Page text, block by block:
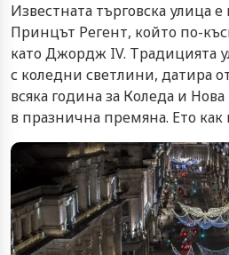
Известната търговска улица
Принцът Регент, който по-
като Джордж IV. Традицията
с коледни светлини, датира
всяка година за Коледа и Нова
в празнична премяна. Ето как